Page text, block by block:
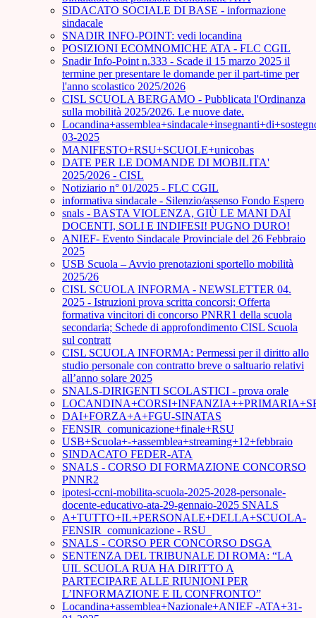
SIDACATO SOCIALE DI BASE - informazione
sindacale
SNADIR INFO-POINT: vedi locandina
POSIZIONI ECOMNOMICHE ATA - FLC CGIL
Snadir Info-Point n.333 - Scade il 15 marzo 2025 il
termine per presentare le domande per il part-time per
l'anno scolastico 2025/2026
CISL SCUOLA BERGAMO - Pubblicata l'Ordinanza
sulla mobilità 2025/2026. Le nuove date.
03-2025
MANIFESTO+RSU+SCUOLE+unicobas
DATE PER LE DOMANDE DI MOBILITA'
2025/2026 - CISL
Notiziario n° 01/2025 - FLC CGIL
informativa sindacale - Silenzio/assenso Fondo Espero
snals - BASTA VIOLENZA, GIÙ LE MANI DAI
DOCENTI, SOLI E INDIFESI! PUGNO DURO!
ANIEF- Evento Sindacale Provinciale del 26 Febbraio
2025
USB Scuola – Avvio prenotazioni sportello mobilità
2025/26
CISL SCUOLA INFORMA - NEWSLETTER 04.
2025 - Istruzioni prova scritta concorsi; Offerta
formativa vincitori di concorso PNRR1 della scuola
secondaria; Schede di approfondimento CISL Scuola
sul contratt
CISL SCUOLA INFORMA: Permessi per il diritto allo
studio personale con contratto breve o saltuario relativi
all’anno solare 2025
SNALS-DIRIGENTI SCOLASTICI - prova orale
DAI+FORZA+A+FGU-SINATAS
FENSIR_comunicazione+finale+RSU
USB+Scuola+-+assemblea+streaming+12+febbraio
SINDACATO FEDER-ATA
SNALS - CORSO DI FORMAZIONE CONCORSO
PNNR2
ipotesi-ccni-mobilita-scuola-2025-2028-personale-
docente-educativo-ata-29-gennaio-2025 SNALS
A+TUTTO+IL+PERSONALE+DELLA+SCUOLA-
FENSIR_comunicazione - RSU_
SNALS - CORSO PER CONCORSO DSGA
SENTENZA DEL TRIBUNALE DI ROMA: “LA
UIL SCUOLA RUA HA DIRITTO A
PARTECIPARE ALLE RIUNIONI PER
L’INFORMAZIONE E IL CONFRONTO”
Locandina+assemblea+Nazionale+ANIEF -ATA+31-